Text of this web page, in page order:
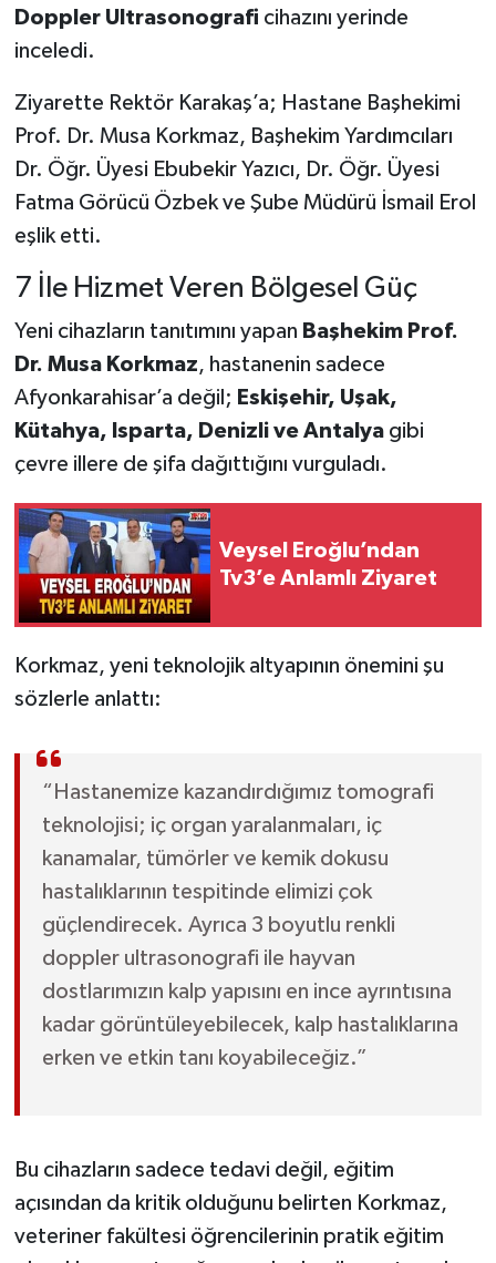
Doppler Ultrasonografi cihazını yerinde
inceledi.
Ziyarette Rektör Karakaş’a; Hastane Başhekimi
Prof. Dr. Musa Korkmaz, Başhekim Yardımcıları
Dr. Öğr. Üyesi Ebubekir Yazıcı, Dr. Öğr. Üyesi
Fatma Görücü Özbek ve Şube Müdürü İsmail Erol
eşlik etti.
7 İle Hizmet Veren Bölgesel Güç
Yeni cihazların tanıtımını yapan Başhekim Prof.
Dr. Musa Korkmaz, hastanenin sadece
Afyonkarahisar’a değil; Eskişehir, Uşak,
Kütahya, Isparta, Denizli ve Antalyagibi
çevre illere de şifa dağıttığını vurguladı.
Veysel Eroğlu’ndan
Tv3’e Anlamlı Ziyaret
Korkmaz, yeni teknolojik altyapının önemini şu
sözlerle anlattı:
“Hastanemize kazandırdığımız tomografi
teknolojisi; iç organ yaralanmaları, iç
kanamalar, tümörler ve kemik dokusu
hastalıklarının tespitinde elimizi çok
güçlendirecek. Ayrıca 3 boyutlu renkli
doppler ultrasonografi ile hayvan
dostlarımızın kalp yapısını en ince ayrıntısına
kadar görüntüleyebilecek, kalp hastalıklarına
erken ve etkin tanı koyabileceğiz.”
Bu cihazların sadece tedavi değil, eğitim
açısından da kritik olduğunu belirten Korkmaz,
veteriner fakültesi öğrencilerinin pratik eğitim